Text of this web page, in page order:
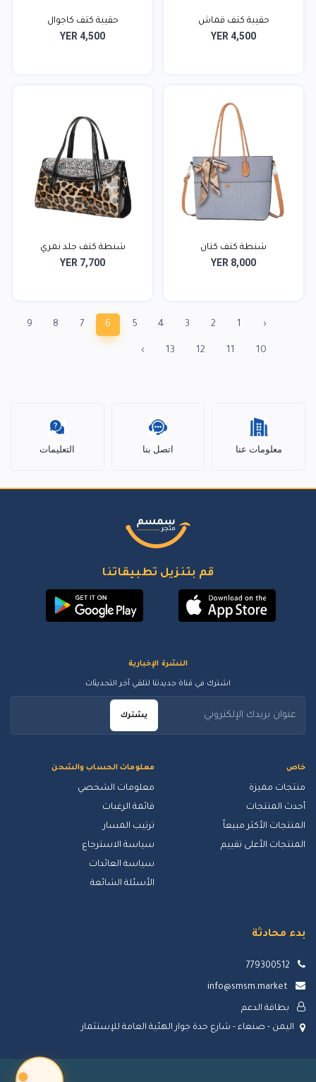
حقيبة كتف قماش
YER 4,500
حقيبة كتف كاجوال
YER 4,500
شنطة كتف كتان
YER 8,000
شنطة كتف جلد نمري
YER 7,700
‹
1
2
3
4
5
6
7
8
9
10
11
12
13
›
معلومات عنا اتصل بنا التعليمات
قم بتنزيل تطبيقاتنا
خاص
منتجات مميزة
أحدث المنتجات
المنتجات الأكثر مبيعاً
المنتجات الأعلى تقييم
معلومات الحساب والشحن
معلومات الشخصي
قائمة الرغبات
ترتيب المسار
سياسة الاسترجاع
سياسة العائدات
الأسئلة الشائعة
النشرة الإخبارية
اشترك في قناة جديدتنا لتلقي آخر التحديثات
يشترك
بدء محادثة
779300512
info@smsm.market
بطاقة الدعم
اليمن - صنعاء - شارع حدة جوار الهئية العامة للإستثمار